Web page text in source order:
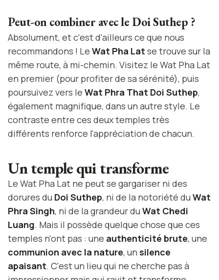
Peut-on combiner avec le Doi Suthep ?
Absolument, et c'est d'ailleurs ce que nous
recommandons ! Le Wat Pha Lat se trouve sur la
même route, à mi-chemin. Visitez le Wat Pha Lat
en premier (pour profiter de sa sérénité), puis
poursuivez vers le Wat Phra That Doi Suthep,
également magnifique, dans un autre style. Le
contraste entre ces deux temples très
différents renforce l'appréciation de chacun.
Un temple qui transforme
Le Wat Pha Lat ne peut se gargariser ni des
dorures du Doi Suthep, ni de la notoriété du Wat
Phra Singh, ni de la grandeur du Wat Chedi
Luang. Mais il possède quelque chose que ces
temples n'ont pas : une authenticité brute, une
communion avec la nature, un silence
apaisant. C'est un lieu qui ne cherche pas à